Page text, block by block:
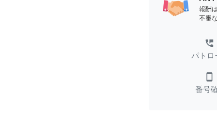
報酬
不審
perm_phone_msg
パトロ
smartphone
番号